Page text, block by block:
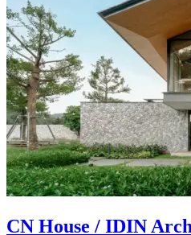
CN House / IDIN